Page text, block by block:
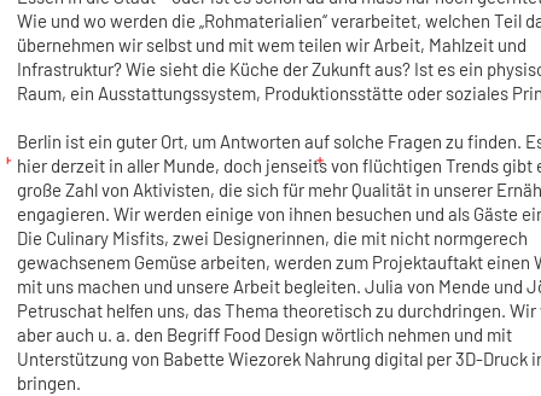
Wie und wo werden die „Rohmaterialien“ verarbeitet, welchen Teil
übernehmen wir selbst und mit wem teilen wir Arbeit, Mahlzeit und
Infrastruktur? Wie sieht die Küche der Zukunft aus? Ist es ein
Raum, ein Ausstattungssystem, Produktionsstätte oder soziales
Berlin ist ein guter Ort, um Antworten auf solche Fragen zu finden.
hier derzeit in aller Munde, doch jenseits von flüchtigen Trends gibt
große Zahl von Aktivisten, die sich für mehr Qualität in unserer
engagieren. Wir werden einige von ihnen besuchen und als Gäste
Die Culinary Misfits, zwei Designerinnen, die mit nicht normgerech
gewachsenem Gemüse arbeiten, werden zum Projektauftakt einen
mit uns machen und unsere Arbeit begleiten. Julia von Mende und
Petruschat helfen uns, das Thema theoretisch zu durchdringen. Wir
aber auch u. a. den Begriff Food Design wörtlich nehmen und mit
Unterstützung von Babette Wiezorek Nahrung digital per 3D-Druck
bringen.